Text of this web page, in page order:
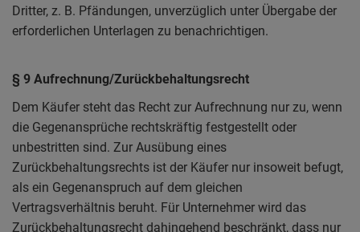
Dritter, z. B. Pfändungen, unverzüglich unter Übergabe der
erforderlichen Unterlagen zu benachrichtigen.
§ 9 Aufrechnung/Zurückbehaltungsrecht
Dem Käufer steht das Recht zur Aufrechnung nur zu, wenn
die Gegenansprüche rechtskräftig festgestellt oder
unbestritten sind. Zur Ausübung eines
Zurückbehaltungsrechts ist der Käufer nur insoweit befugt,
als ein Gegenanspruch auf dem gleichen
Vertragsverhältnis beruht. Für Unternehmer wird das
Zurückbehaltungsrecht dahingehend beschränkt, dass nur